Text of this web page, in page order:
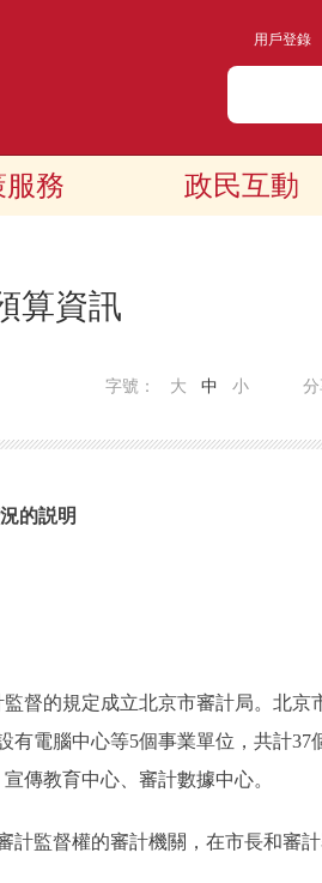
用戶登錄
服務 政民互動
算資訊
分
字號： 大 中 小
的説明
的規定成立北京市審計局。北京
有電腦中心等5個事業單位，共計37
傳教育中心、審計數據中心。
監督權的審計機關，在市長和審